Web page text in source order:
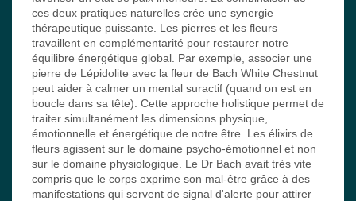
ces deux pratiques naturelles crée une synergie
thérapeutique puissante. Les pierres et les fleurs
travaillent en complémentarité pour restaurer notre
équilibre énergétique global. Par exemple, associer une
pierre de Lépidolite avec la fleur de Bach White Chestnut
peut aider à calmer un mental suractif (quand on est en
boucle dans sa tête). Cette approche holistique permet de
traiter simultanément les dimensions physique,
émotionnelle et énergétique de notre être. Les élixirs de
fleurs agissent sur le domaine psycho-émotionnel et non
sur le domaine physiologique. Le Dr Bach avait très vite
compris que le corps exprime son mal-être grâce à des
manifestations qui servent de signal d'alerte pour attirer